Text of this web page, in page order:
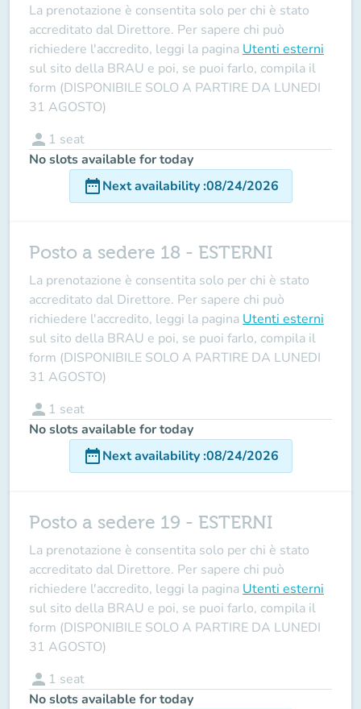
La prenotazione è consentita solo per chi è stato
accreditato dal Direttore. Per sapere chi può
richiedere l'accredito, leggi la pagina Utenti esterni
sul sito della BRAU e poi, se puoi farlo, compila il
form (DISPONIBILE SOLO A PARTIRE DA LUNEDI
31 AGOSTO)
person 1 seat
No slots available for today
date_rangeNext availability:08/24/2026
Posto a sedere 18 - ESTERNI
La prenotazione è consentita solo per chi è stato
accreditato dal Direttore. Per sapere chi può
richiedere l'accredito, leggi la pagina Utenti esterni
sul sito della BRAU e poi, se puoi farlo, compila il
form (DISPONIBILE SOLO A PARTIRE DA LUNEDI
31 AGOSTO)
person 1 seat
No slots available for today
date_rangeNext availability:08/24/2026
Posto a sedere 19 - ESTERNI
La prenotazione è consentita solo per chi è stato
accreditato dal Direttore. Per sapere chi può
richiedere l'accredito, leggi la pagina Utenti esterni
sul sito della BRAU e poi, se puoi farlo, compila il
form (DISPONIBILE SOLO A PARTIRE DA LUNEDI
31 AGOSTO)
person 1 seat
No slots available for today